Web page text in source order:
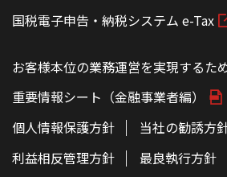
国税電子申告・納税システム e-Tax
お客様本位の業務運営を実現するた
重要情報シート（金融事業者編）
個人情報保護方針
当社の勧誘方
利益相反管理方針
最良執行方針